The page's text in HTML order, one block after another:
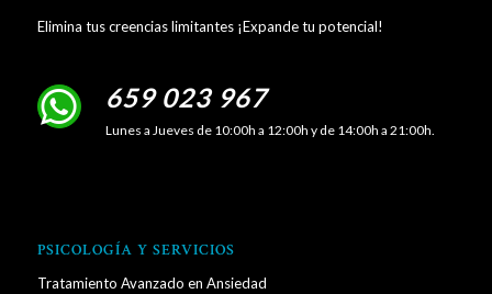
Elimina tus creencias limitantes ¡Expande tu potencial!
659 023 967
Lunes a Jueves de 10:00h a 12:00h y de 14:00h a 21:00h.
PSICOLOGÍA Y SERVICIOS
Tratamiento Avanzado en Ansiedad